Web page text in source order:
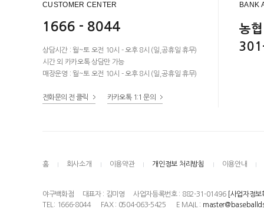
CUSTOMER CENTER
1666 - 8044
상담시간 : 월~토 오전 10시 - 오후 8시 (일,공휴일 휴무)
시간 외 카카오톡 상담만 가능
매장운영 : 월~토 오전 10시 - 오후 8시 (일,공휴일 휴무)
전화문의 전 클릭 카카오톡 1:1 문의
BANK
농
홈 회사소개 이용약관 개인정보 처리방침 이용안내
야구백화점 대표자 : 김미영 사업자등록번호 : 882-31-01496 [사업자정보
TEL: 1666-8044
FAX : 0504-063-5425 E MAIL :